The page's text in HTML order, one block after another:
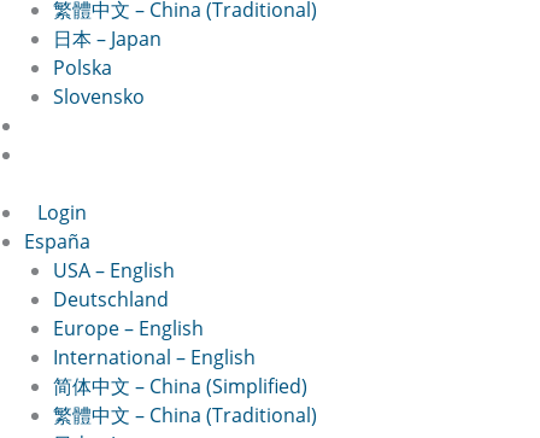
繁體中文 – China (Traditional)
日本 – Japan
Polska
Slovensko
Login
España
USA – English
Deutschland
Europe – English
International – English
简体中文 – China (Simplified)
繁體中文 – China (Traditional)